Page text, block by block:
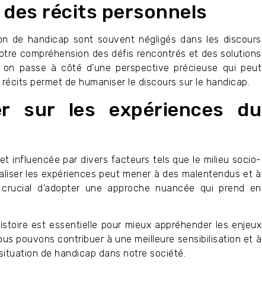
récits personnels
de handicap sont souvent négligés dans les discours
compréhension des défis rencontrés et des solutions
passe à côté d’une perspective précieuse qui peut
permet de humaniser le discours sur le handicap.
sur les expériences du
influencée par divers facteurs tels que le milieu socio-
les expériences peut mener à des malentendus et à
d’adopter une approche nuancée qui prend en
est essentielle pour mieux appréhender les enjeux
pouvons contribuer à une meilleure sensibilisation et à
de handicap dans notre société.